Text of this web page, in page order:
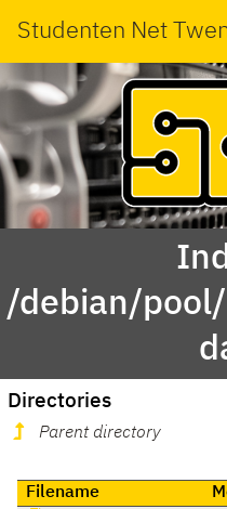
Studenten Net
/debian/
Directories
Parent directory
Filename